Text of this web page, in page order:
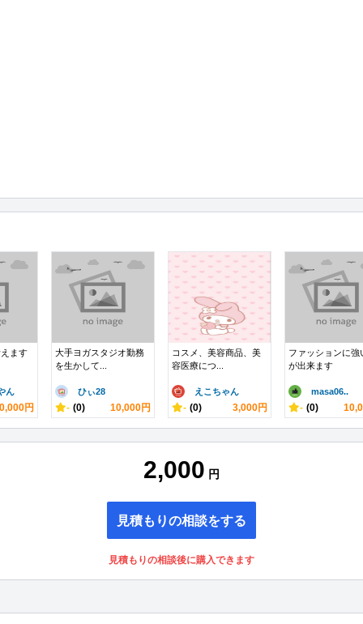
ます
ん
円
大手ヨガスタジオ勤務
を生かして...
ひぃ28
- (0) 10,000円
コスメ、美容商品、美
容医療につ...
えこちゃん
- (0) 3,000円
ファッションに強
が出来ます
masa06..
- (0)
2,000 円
見積もりの相談をする
見積もりの相談後に購入できます